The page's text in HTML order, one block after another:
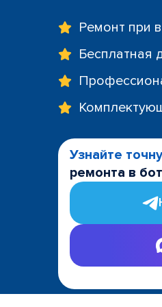
Ремонт при
Бесплатная
Узнайте
ремонта в